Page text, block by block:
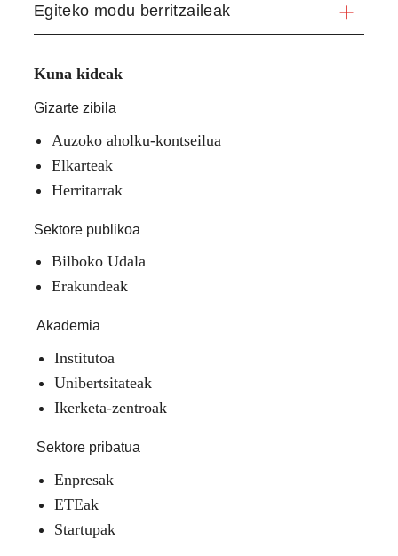
Egiteko modu berritzaileak
Kuna kideak
Gizarte zibila
Auzoko aholku-kontseilua
Elkarteak
Herritarrak
Sektore publikoa
Bilboko Udala
Erakundeak
Akademia
Institutoa
Unibertsitateak
Ikerketa-zentroak
Sektore pribatua
Enpresak
ETEak
Startupak